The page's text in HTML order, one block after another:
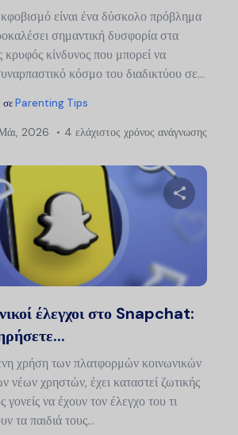
είναι ένα δύσκολο πρόβλημα
σημαντική δυσφορία στα
κρυφός κίνδυνος που μπορεί να
κόσμο του διαδικτύου σε...
σεParenting Tips
2026 4 ελάχιστος χρόνος ανάγνωσης
έλεγχοι στο Snapchat:
χρήση των πλατφορμών κοινωνικών
νέων χρηστών, έχει καταστεί ζωτικής
γονείς να έχουν τον έλεγχο του τι
τα παιδιά τους...